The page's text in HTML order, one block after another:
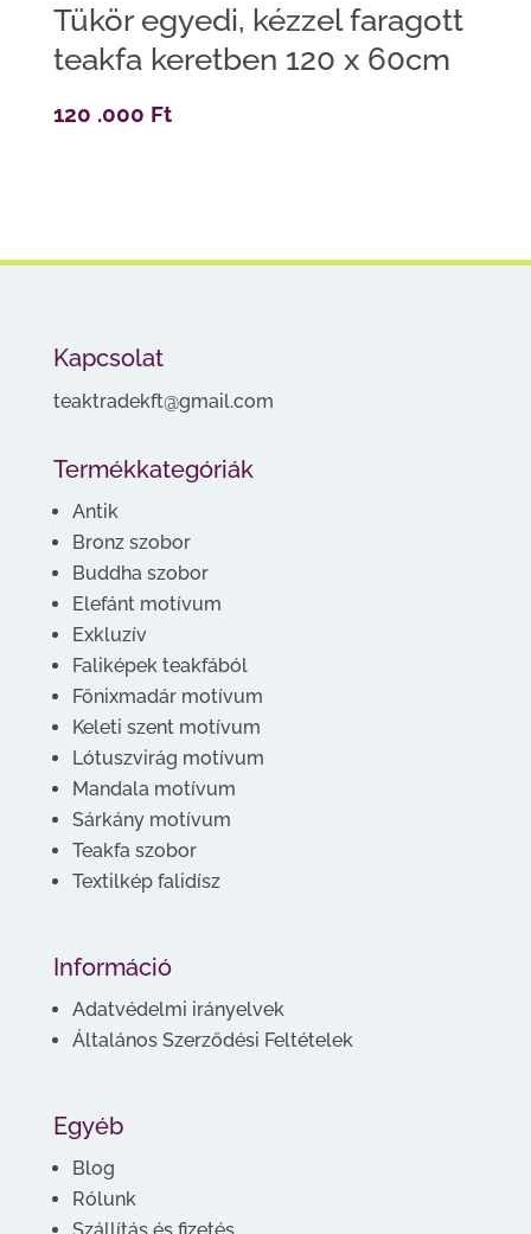
Tükör egyedi, kézzel faragott
teakfa keretben 120 x 60cm
120 .000 Ft
Kapcsolat
teaktradekft@gmail.com
Termékkategóriák
Antik
Bronz szobor
Buddha szobor
Elefánt motívum
Exkluzív
Faliképek teakfából
Főnixmadár motívum
Keleti szent motívum
Lótuszvirág motívum
Mandala motívum
Sárkány motívum
Teakfa szobor
Textilkép falidísz
Információ
Adatvédelmi irányelvek
Általános Szerződési Feltételek
Egyéb
Blog
Rólunk